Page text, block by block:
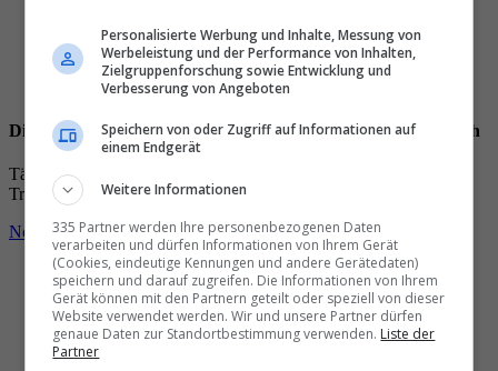
Willkommen im Hinterhof des
Tourismus
10:22
Wanndarf ich imFlugzeugdenRufknopfdrücken?
10:15
«IchcheckealsErstes, ob sich dieFenster öffnen
lassen»
Die wichtigsten und besten News direkt in Ihr E‑Mail-Postfach
Täglich oder wöchentlich, mit mehr Insights oder weniger. Bei
Travel­news haben Sie die Wahl.
Newsletter entdecken
Personalisierte Werbung und Inhalte, Messung von
Werbeleistung und der Performance von Inhalten,
Zielgruppenforschung sowie Entwicklung und
Verbesserung von Angeboten
Speichern von oder Zugriff auf Informationen auf
einem Endgerät
Weitere Informationen
335 Partner werden Ihre personenbezogenen Daten
verarbeiten und dürfen Informationen von Ihrem Gerät
(Cookies, eindeutige Kennungen und andere Gerätedaten)
speichern und darauf zugreifen. Die Informationen von Ihrem
Gerät können mit den Partnern geteilt oder speziell von dieser
Website verwendet werden. Wir und unsere Partner dürfen
genaue Daten zur Standortbestimmung verwenden. Liste der
Partner